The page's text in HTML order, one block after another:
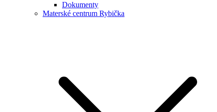
Dokumenty
Materské centrum Rybička